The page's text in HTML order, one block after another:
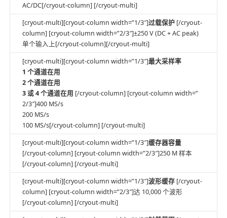
AC/DC[/cryout-column] [/cryout-multi]
[cryout-multi][cryout-column width=”1/3″]过载保护[/cryout-
column] [cryout-column width=”2/3″]±250 V (DC + AC peak)
单个输入上[/cryout-column][/cryout-multi]
[cryout-multi][cryout-column width=”1/3″]最大采样率
1 个通道在用
2 个通道在用
3 或 4 个通道在用 [/cryout-column] [cryout-column width=”
2/3″]400 MS/s
200 MS/s
100 MS/s[/cryout-column] [/cryout-multi]
[cryout-multi][cryout-column width=”1/3″]缓存器容量
[/cryout-column] [cryout-column width=”2/3″]250 M 样本
[/cryout-column] [/cryout-multi]
[cryout-multi][cryout-column width=”1/3″]波形缓存[/cryout-
column] [cryout-column width=”2/3″]达 10,000 个波形
[/cryout-column] [/cryout-multi]